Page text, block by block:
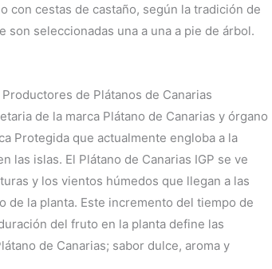
con cestas de castaño, según la tradición de
seleccionadas una a una a pie de árbol.
de Plátanos de Canarias
de la marca Plátano de Canarias y órgano
Protegida que actualmente engloba a la
las islas. El Plátano de Canarias IGP se ve
y los vientos húmedos que llegan a las
de la planta. Este incremento del tiempo de
del fruto en la planta define las
de Canarias; sabor dulce, aroma y